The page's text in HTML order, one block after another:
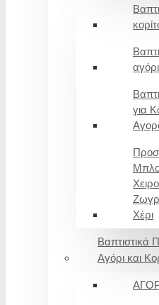
αγόρι
για
Χέρι
Βαπτιστικά
Αγόρι και